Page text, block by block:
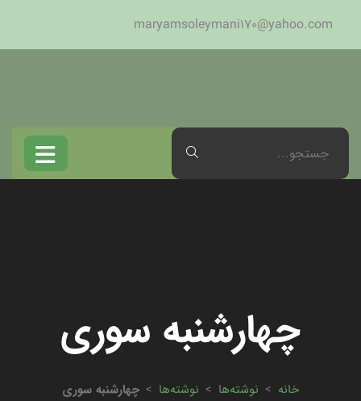
maryamsoleymani170@yahoo.com
چهارشنبه سوری
خانه > نوشته‌ها > نوشته‌ها > چهارشنبه سوری